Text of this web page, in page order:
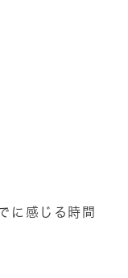
に感じる時間